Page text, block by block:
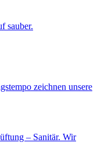
sauber.
zeichnen unsere
– Sanitär. Wir